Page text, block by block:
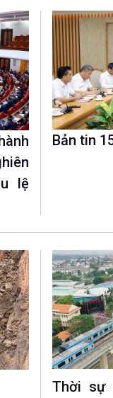
lệ
Bản tin
Thời sự